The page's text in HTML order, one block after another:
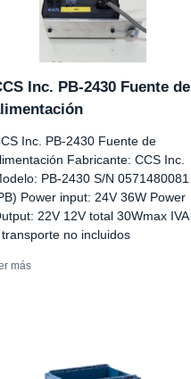
Inc. PB-2430 Fuente de
Inc. PB-2430 Fuente de
Fabricante: CCS Inc.
PB-2430 S/N 0571480081
Power input: 24V 36W Power
22V 12V total 30Wmax IVA
no incluidos
más